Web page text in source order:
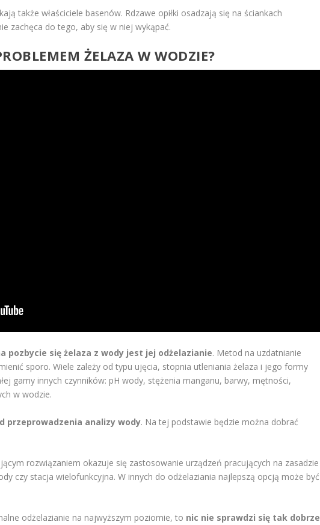
także właściciele basenów. Rdzawe opiłki osadzają się na ściankach
zachęca do tego, aby się w niej wykąpać.
ŻELAZA W WODZIE?
pozbycie się żelaza z wody jest jej odżelazianie. Metod na uzdatnianie
sporo. Wiele zależy od typu ujęcia, stopnia utleniania żelaza i jego formy
gamy innych czynników: pH wody, stężenia manganu, barwy, mętności,
w wodzie.
przeprowadzenia analizy wody. Na tej podstawie będzie można dobrać
rozwiązaniem okazuje się zastosowanie urządzeń pracujących na zasadzie
czy stacja wielofunkcyjna. W innych do odżelaziania najlepszą opcją może być
odżelazianie na najwyższym poziomie, to nic nie sprawdzi się tak dobrze